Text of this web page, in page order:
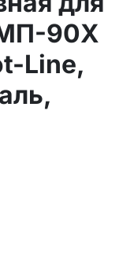
МП-90Х
Line,